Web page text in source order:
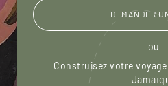
DEMANDER
ou
Construisez votre